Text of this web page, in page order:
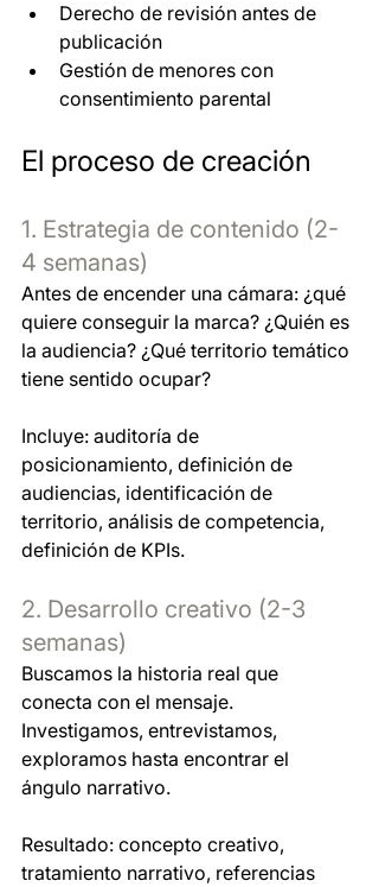
Derecho de revisión antes de
publicación
Gestión de menores con
consentimiento parental
El proceso de creación
1. Estrategia de contenido (2-
4 semanas)
Antes de encender una cámara: ¿qué
quiere conseguir la marca? ¿Quién es
la audiencia? ¿Qué territorio temático
tiene sentido ocupar?
Incluye: auditoría de
posicionamiento, definición de
audiencias, identificación de
territorio, análisis de competencia,
definición de KPIs.
2. Desarrollo creativo (2-3
semanas)
Buscamos la historia real que
conecta con el mensaje.
Investigamos, entrevistamos,
exploramos hasta encontrar el
ángulo narrativo.
Resultado: concepto creativo,
tratamiento narrativo, referencias